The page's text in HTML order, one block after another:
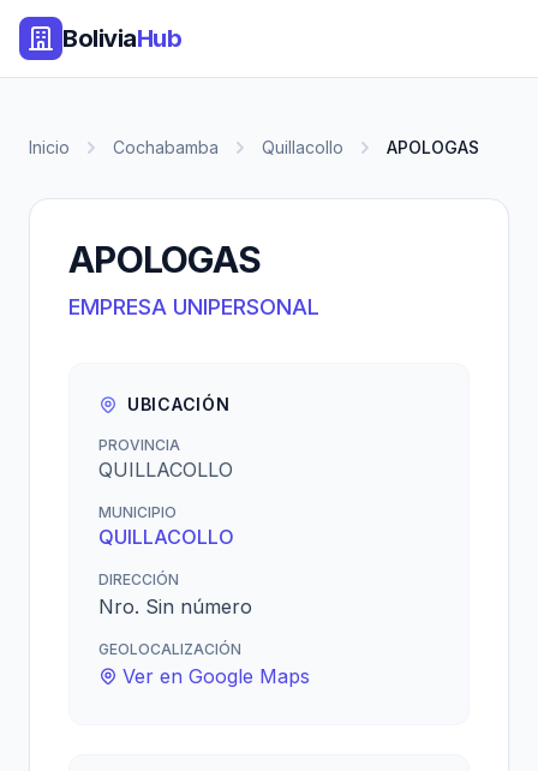
BoliviaHub
Inicio Cochabamba Quillacollo APOLOGAS
APOLOGAS
EMPRESA UNIPERSONAL
UBICACIÓN
PROVINCIA
QUILLACOLLO
MUNICIPIO
QUILLACOLLO
DIRECCIÓN
Nro. Sin número
GEOLOCALIZACIÓN
Ver en Google Maps